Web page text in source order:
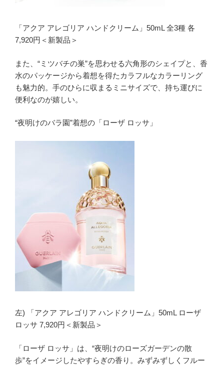
「アクア アレゴリア ハンドクリーム」50mL 全3種 各
7,920円＜新製品＞
また、“ミツバチの巣”を思わせる六角形のシェイプと、香
水のパッケージから着想を得たカラフルなカラーリング
も魅力的。手のひらに収まるミニサイズで、持ち運びに
便利なのが嬉しい。
“夜明けのバラ園”着想の「ローザ ロッサ」
左) 「アクア アレゴリア ハンドクリーム」50mL ローザ
ロッサ 7,920円＜新製品＞
「ローザ ロッサ」は、“夜明けのローズガーデンの散
歩”をイメージしたやすらぎの香り。みずみずしくフルー